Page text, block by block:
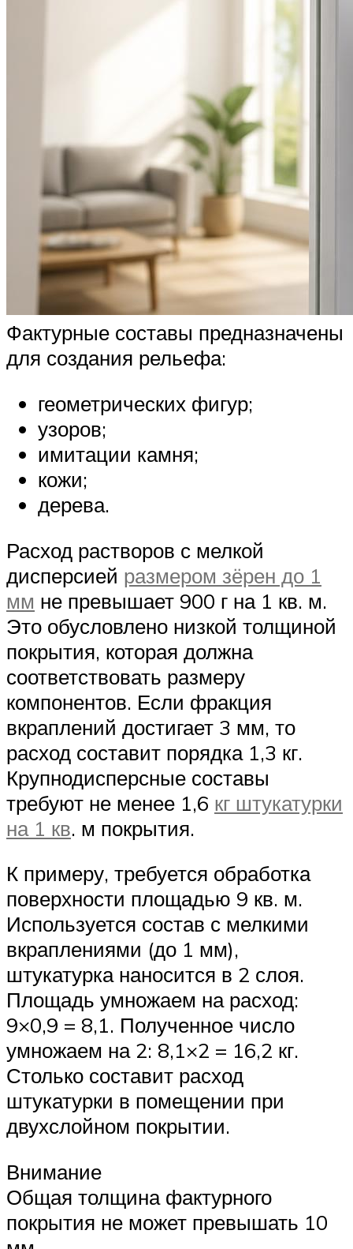
Фактурные составы предназначены
для создания рельефа:
геометрических фигур;
узоров;
имитации камня;
кожи;
дерева.
Расход растворов с мелкой
дисперсией размером зёрен до 1
мм не превышает 900 г на 1 кв. м.
Это обусловлено низкой толщиной
покрытия, которая должна
соответствовать размеру
компонентов. Если фракция
вкраплений достигает 3 мм, то
расход составит порядка 1,3 кг.
Крупнодисперсные составы
требуют не менее 1,6 кг штукатурки
на 1 кв. м покрытия.
К примеру, требуется обработка
поверхности площадью 9 кв. м.
Используется состав с мелкими
вкраплениями (до 1 мм),
штукатурка наносится в 2 слоя.
Площадь умножаем на расход:
9×0,9 = 8,1. Полученное число
умножаем на 2: 8,1×2 = 16,2 кг.
Столько составит расход
штукатурки в помещении при
двухслойном покрытии.
Внимание
Общая толщина фактурного
покрытия не может превышать 10